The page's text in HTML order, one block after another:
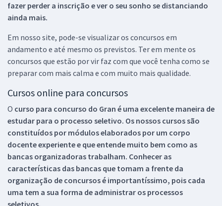
fazer perder a inscrição e ver o seu sonho se distanciando
ainda mais.
Em nosso site, pode-se visualizar os concursos em
andamento e até mesmo os previstos. Ter em mente os
concursos que estão por vir faz com que você tenha como se
preparar com mais calma e com muito mais qualidade.
Cursos online para concursos
O curso para concurso do Gran é uma excelente maneira de
estudar para o processo seletivo. Os nossos cursos são
constituídos por módulos elaborados por um corpo
docente experiente e que entende muito bem como as
bancas organizadoras trabalham. Conhecer as
características das bancas que tomam a frente da
organização de concursos é importantíssimo, pois cada
uma tem a sua forma de administrar os processos
seletivos.